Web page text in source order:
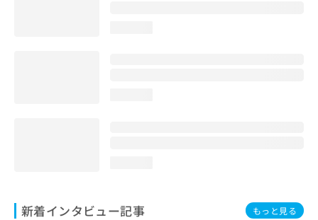
新着インタビュー記事 もっと見る